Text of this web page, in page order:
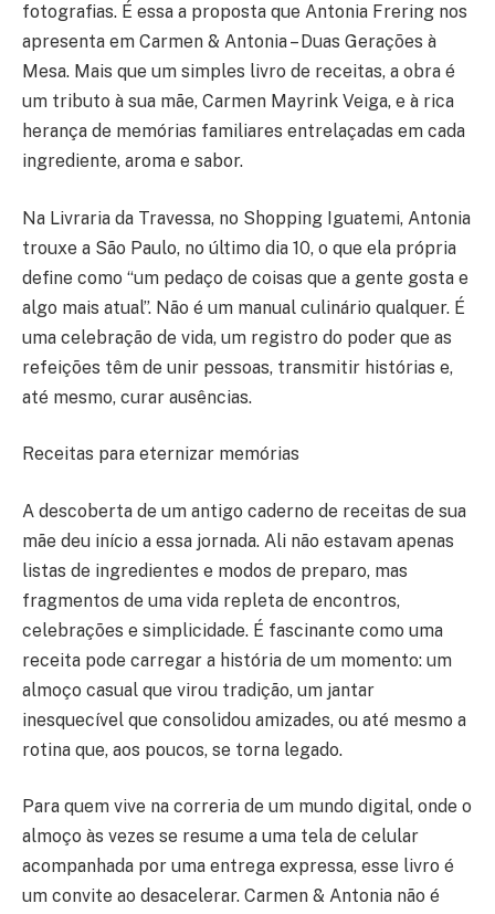
fotografias. É essa a proposta que Antonia Frering nos
apresenta em Carmen & Antonia – Duas Gerações à
Mesa. Mais que um simples livro de receitas, a obra é
um tributo à sua mãe, Carmen Mayrink Veiga, e à rica
herança de memórias familiares entrelaçadas em cada
ingrediente, aroma e sabor.
Na Livraria da Travessa, no Shopping Iguatemi, Antonia
trouxe a São Paulo, no último dia 10, o que ela própria
define como “um pedaço de coisas que a gente gosta e
algo mais atual”. Não é um manual culinário qualquer. É
uma celebração de vida, um registro do poder que as
refeições têm de unir pessoas, transmitir histórias e,
até mesmo, curar ausências.
Receitas para eternizar memórias
A descoberta de um antigo caderno de receitas de sua
mãe deu início a essa jornada. Ali não estavam apenas
listas de ingredientes e modos de preparo, mas
fragmentos de uma vida repleta de encontros,
celebrações e simplicidade. É fascinante como uma
receita pode carregar a história de um momento: um
almoço casual que virou tradição, um jantar
inesquecível que consolidou amizades, ou até mesmo a
rotina que, aos poucos, se torna legado.
Para quem vive na correria de um mundo digital, onde o
almoço às vezes se resume a uma tela de celular
acompanhada por uma entrega expressa, esse livro é
um convite ao desacelerar. Carmen & Antonia não é